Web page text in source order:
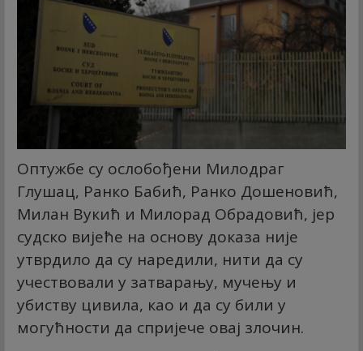
Оптужбе су ослобођени Милодраг
Глушац, Ранко Бабић, Ранко Дошеновић,
Милан Вукић и Милорад Обрадовић, јер
судско вијеће на основу доказа није
утврдило да су наредили, нити да су
учествовали у затварању, мучењу и
убиству цивила, као и да су били у
могућности да спријече овај злочин.